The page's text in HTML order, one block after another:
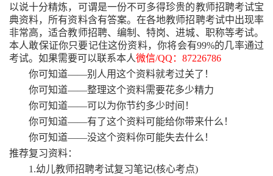
以说十分精炼，可谓是一份不可多得珍贵的教师招聘考试宝
典资料，所有资料含有答案。在各地教师招聘考试中出现率
非常高，适合教师招聘、编制、特岗、进城、职称等考试。
本人敢保证你只要记住这份资料，你将会有99%的几率通过
考试。如果需要可以联系本人微信/QQ：87226786
你可知道——别人用这个资料就考过关了！
你可知道——整理这个资料需要花多少精力
你可知道——可以为你节约多少时间！
你可知道——有了这个资料可能给你带来什么！
你可知道——没这个资料你可能失去什么！
推荐复习资料：
1.幼儿教师招聘考试复习笔记(核心考点)